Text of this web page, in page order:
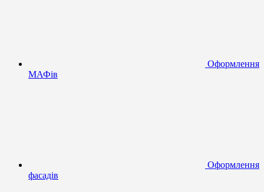
Оформлення
МАФів
Оформлення
фасадів